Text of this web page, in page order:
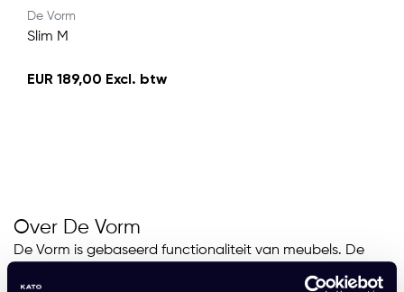
De Vorm
Slim M
EUR 189,00 Excl. btw
Over De Vorm
De Vorm is gebaseerd functionaliteit van meubels. De
Vorm streeft er naar om haar meubelen één te laten